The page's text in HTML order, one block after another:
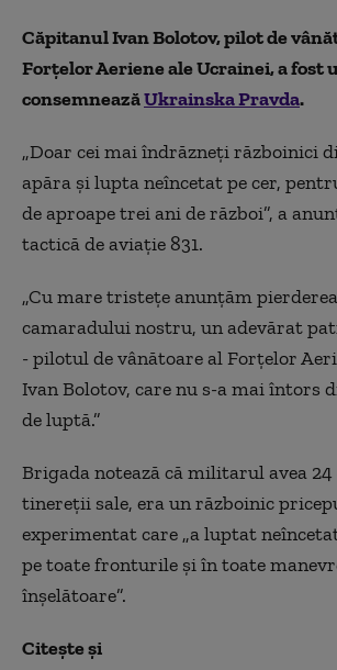
Căpitanul Ivan Bolotov, pilot de
Forțelor Aeriene ale Ucrainei, a fost
consemneazăUkrainska Pravda.
„Doar cei mai îndrăzneți războinici
apăra și lupta neîncetat pe cer,
de aproape trei ani de război”, a
tactică de aviație 831.
„Cu mare tristețe anunțăm
camaradului nostru, un adevărat
- pilotul de vânătoare al Forțelor
Ivan Bolotov, care nu s-a mai întors
de luptă.”
Brigada notează că militarul avea
tinereții sale, era un războinic
experimentat care „a luptat
pe toate fronturile și în toate
înșelătoare”.
Citește și